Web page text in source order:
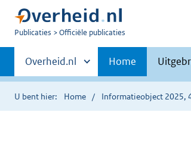
U
Publicaties Officiële publicaties
Primaire
navigatie
Andere
sites
binnen
Overheid.nl Home
U bent hier: Home Informatieobject 2025,